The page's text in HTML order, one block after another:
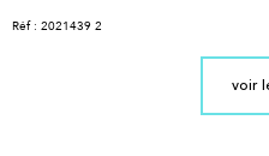
Réf : 2021439 2
voir